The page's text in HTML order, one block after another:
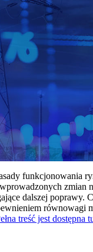
funkcjonowania
dalszej poprawy.
równowagi
treść jest dostępna